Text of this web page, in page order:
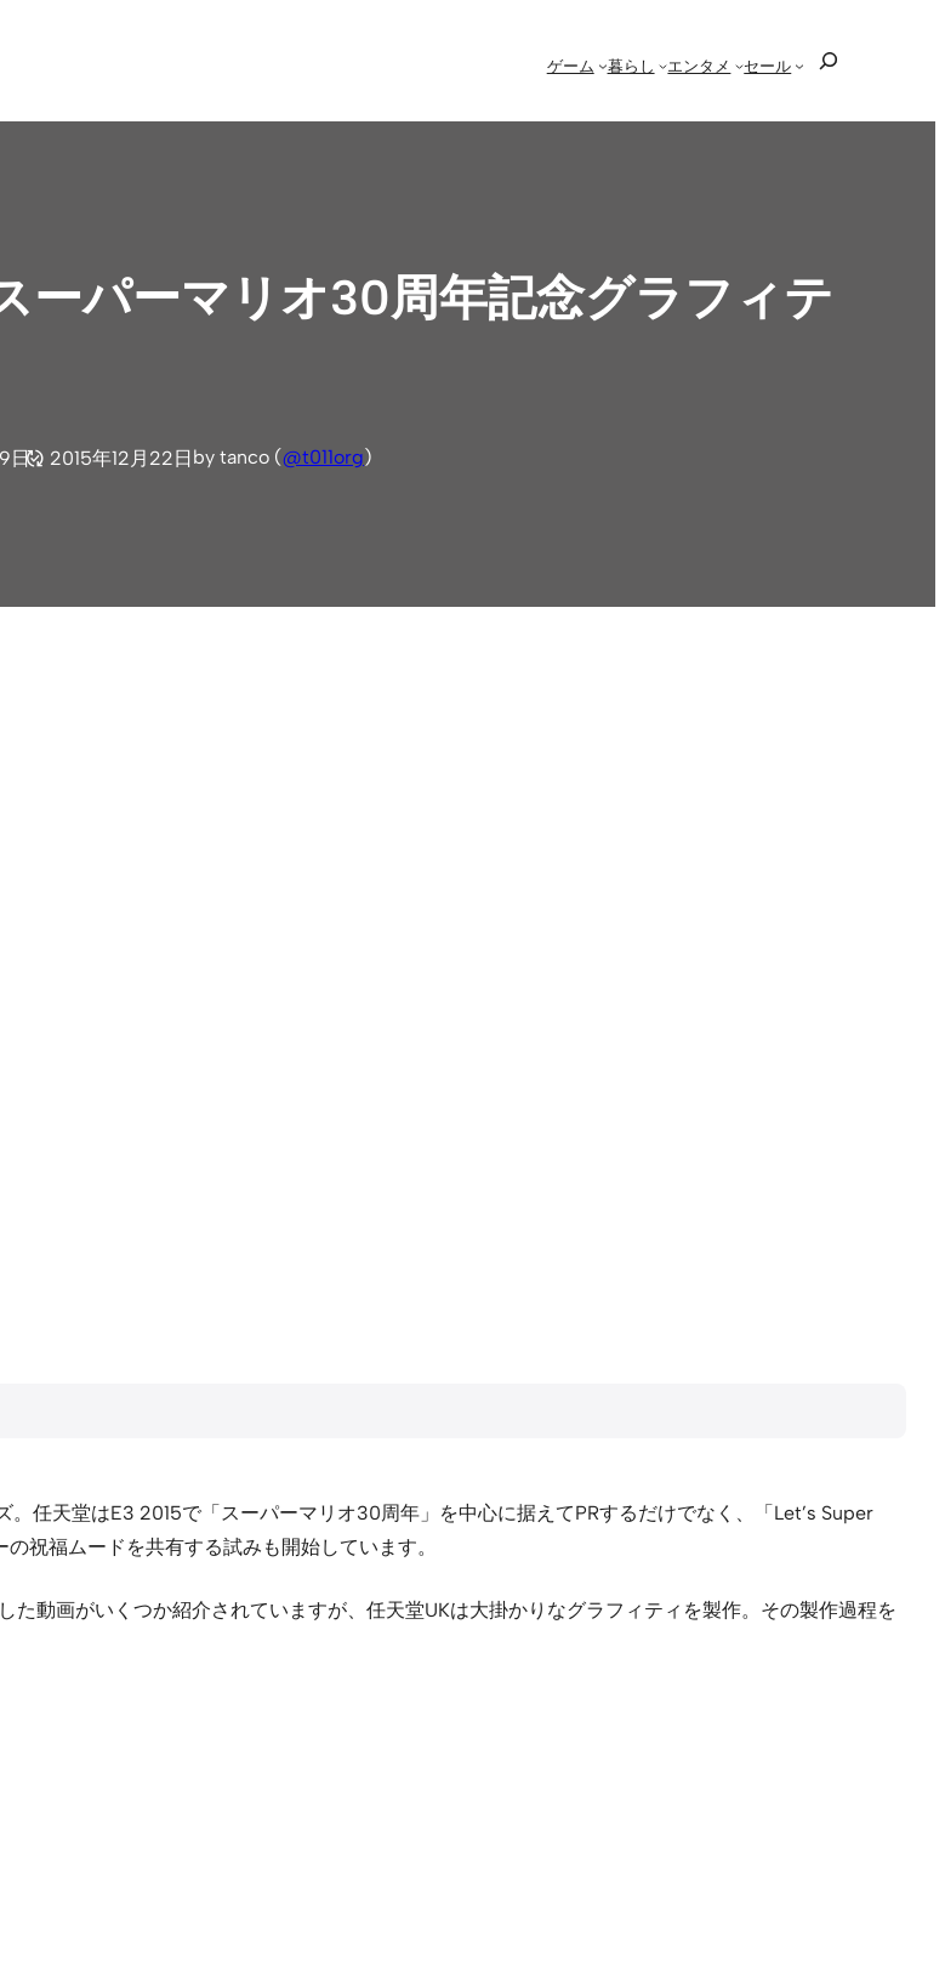
ゲーム 暮らし エンタメ セール
ーパーマリオ30周年記念グラフィテ
日 2015年12月22日 by tanco (@t011org)
任天堂はE3 2015で「スーパーマリオ30周年」を中心に据えてPRするだけでなく、「Let’s Super
祝福ムードを共有する試みも開始しています。
た動画がいくつか紹介されていますが、任天堂UKは大掛かりなグラフィティを製作。その製作過程を